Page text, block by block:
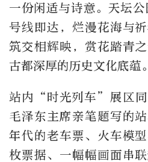
一份闲适与诗意。天坛
号线即达，烂漫花海与
筑交相辉映，赏花踏青
古都深厚的历史文化底蕴。
站内“时光列车”展区同
毛泽东主席亲笔题写的
年代的老车票、火车模
枚票据、一幅幅画面串